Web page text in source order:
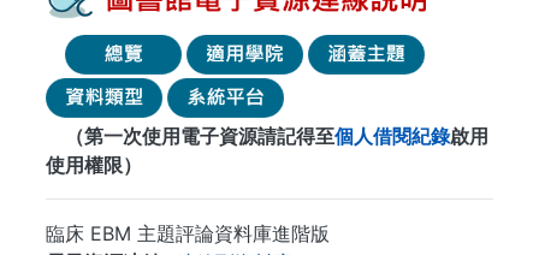
（第一次使用電子資源請記得至個人借閱紀錄啟用
使用權限）
臨床 EBM 主題評論資料庫進階版